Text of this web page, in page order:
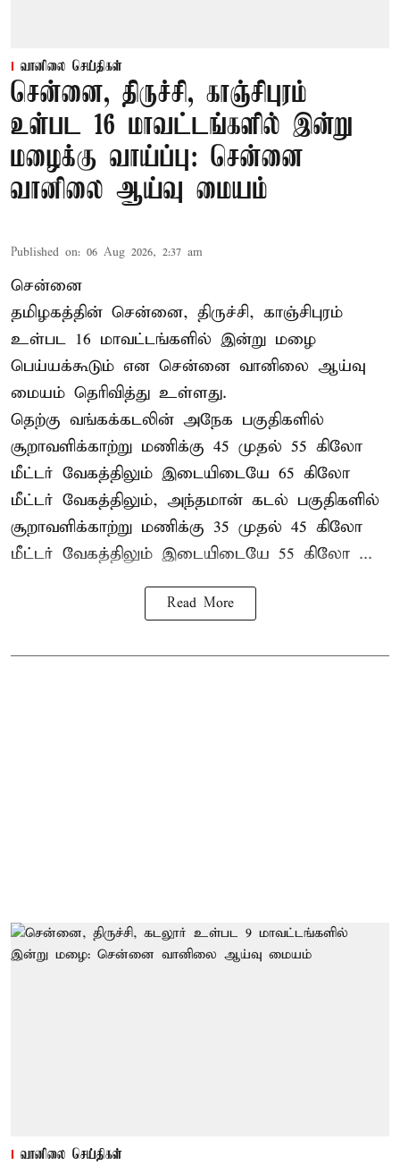
வானிலை செய்திகள்
சென்னை, திருச்சி, காஞ்சிபுரம்
உள்பட 16 மாவட்டங்களில் இன்று
மழைக்கு வாய்ப்பு: சென்னை
வானிலை ஆய்வு மையம்
Published on: 06 Aug 2026, 2:37 am
சென்னை
தமிழகத்தின் சென்னை, திருச்சி, காஞ்சிபுரம்
உள்பட 16 மாவட்டங்களில் இன்று மழை
பெய்யக்கூடும் என சென்னை வானிலை ஆய்வு
மையம் தெரிவித்து உள்ளது.
தெற்கு வங்கக்கடலின் அநேக பகுதிகளில்
சூறாவளிக்காற்று மணிக்கு 45 முதல் 55 கிலோ
மீட்டர் வேகத்திலும் இடையிடையே 65 கிலோ
மீட்டர் வேகத்திலும், அந்தமான் கடல் பகுதிகளில்
சூறாவளிக்காற்று மணிக்கு 35 முதல் 45 கிலோ
மீட்டர் வேகத்திலும் இடையிடையே 55 கிலோ ...
Read More
வானிலை செய்திகள்